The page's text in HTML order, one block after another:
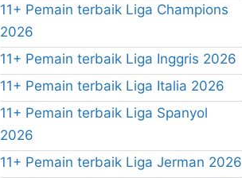
11+ Pemain terbaik Liga Champions
2026
11+ Pemain terbaik Liga Inggris 2026
11+ Pemain terbaik Liga Italia 2026
11+ Pemain terbaik Liga Spanyol
2026
11+ Pemain terbaik Liga Jerman 2026